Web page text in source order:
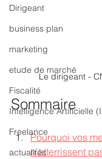
Dirigeant
business plan
marketing
etude de marché
Fiscalité
Intelligence Artificielle
Freelance
actualités
Le dirigeant -
Sommaire
Pourquoi vos
n’atterrissent